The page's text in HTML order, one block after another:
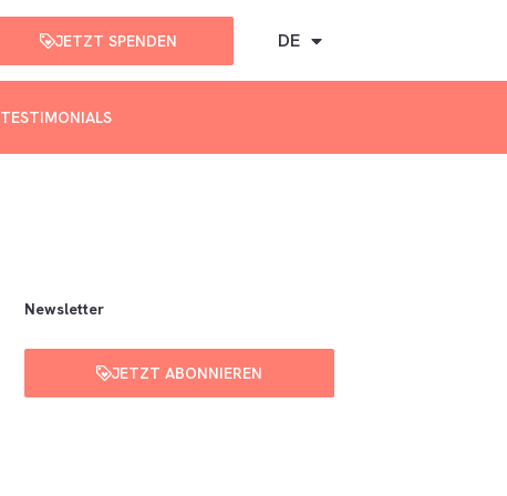
JETZT SPENDEN DE
TESTIMONIALS
Newsletter
JETZT ABONNIEREN